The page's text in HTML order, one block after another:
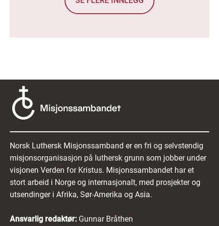
Norsk Luthersk Misjonssamband er en fri og selvstendig
misjonsorganisasjon på luthersk grunn som jobber under
visjonen Verden for Kristus. Misjonssambandet har et
stort arbeid i Norge og internasjonalt, med prosjekter og
utsendinger i Afrika, Sør-Amerika og Asia.
Ansvarlig redaktør: Gunnar Bråthen